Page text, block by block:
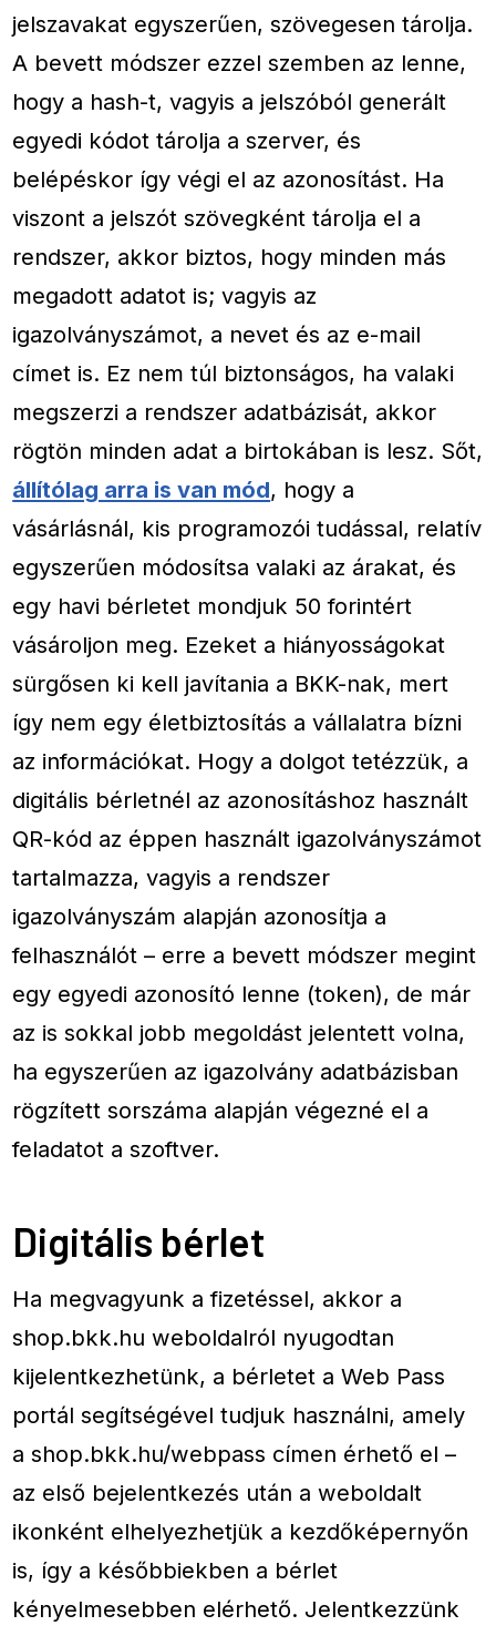
jelszavakat egyszerűen, szövegesen tárolja.
A bevett módszer ezzel szemben az lenne,
hogy a hash-t, vagyis a jelszóból generált
egyedi kódot tárolja a szerver, és
belépéskor így végi el az azonosítást. Ha
viszont a jelszót szövegként tárolja el a
rendszer, akkor biztos, hogy minden más
megadott adatot is; vagyis az
igazolványszámot, a nevet és az e-mail
címet is. Ez nem túl biztonságos, ha valaki
megszerzi a rendszer adatbázisát, akkor
rögtön minden adat a birtokában is lesz. Sőt,
állítólag arra is van mód, hogy a
vásárlásnál, kis programozói tudással, relatív
egyszerűen módosítsa valaki az árakat, és
egy havi bérletet mondjuk 50 forintért
vásároljon meg. Ezeket a hiányosságokat
sürgősen ki kell javítania a BKK-nak, mert
így nem egy életbiztosítás a vállalatra bízni
az információkat. Hogy a dolgot tetézzük, a
digitális bérletnél az azonosításhoz használt
QR-kód az éppen használt igazolványszámot
tartalmazza, vagyis a rendszer
igazolványszám alapján azonosítja a
felhasználót – erre a bevett módszer megint
egy egyedi azonosító lenne (token), de már
az is sokkal jobb megoldást jelentett volna,
ha egyszerűen az igazolvány adatbázisban
rögzített sorszáma alapján végezné el a
feladatot a szoftver.
Digitális bérlet
Ha megvagyunk a fizetéssel, akkor a
shop.bkk.hu weboldalról nyugodtan
kijelentkezhetünk, a bérletet a Web Pass
portál segítségével tudjuk használni, amely
a shop.bkk.hu/webpass címen érhető el –
az első bejelentkezés után a weboldalt
ikonként elhelyezhetjük a kezdőképernyőn
is, így a későbbiekben a bérlet
kényelmesebben elérhető. Jelentkezzünk